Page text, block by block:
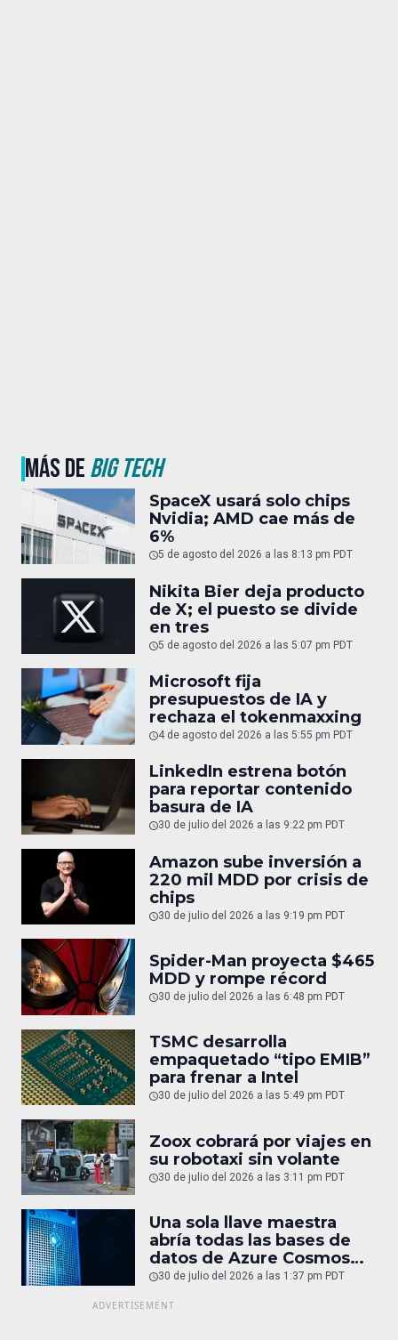
MÁS DEBIG TECH
SpaceX usará solo chips
Nvidia; AMD cae más de
6%
5 de agosto del 2026 a las 8:13 pm PDT
Nikita Bier deja producto
de X; el puesto se divide
en tres
5 de agosto del 2026 a las 5:07 pm PDT
Microsoft fija
presupuestos de IA y
rechaza el tokenmaxxing
4 de agosto del 2026 a las 5:55 pm PDT
LinkedIn estrena botón
para reportar contenido
basura de IA
30 de julio del 2026 a las 9:22 pm PDT
Amazon sube inversión a
220 mil MDD por crisis de
chips
30 de julio del 2026 a las 9:19 pm PDT
Spider-Man proyecta $465
MDD y rompe récord
30 de julio del 2026 a las 6:48 pm PDT
TSMC desarrolla
empaquetado “tipo EMIB”
para frenar a Intel
30 de julio del 2026 a las 5:49 pm PDT
Zoox cobrará por viajes en
su robotaxi sin volante
30 de julio del 2026 a las 3:11 pm PDT
Una sola llave maestra
abría todas las bases de
datos de Azure Cosmos
DB
30 de julio del 2026 a las 1:37 pm PDT